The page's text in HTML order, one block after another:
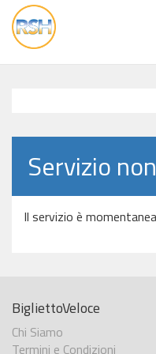
vai
alla
Servizio
Il servizio è
BigliettoVeloce
Chi Siamo
Termini e Condizioni